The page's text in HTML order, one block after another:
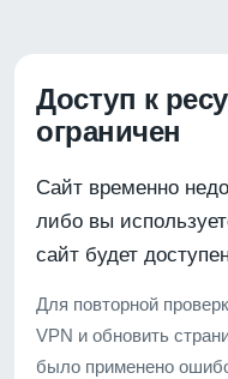
Доступ к
ограничен
Сайт временно
либо вы
сайт будет
Для повторной
VPN и обновить
было применено